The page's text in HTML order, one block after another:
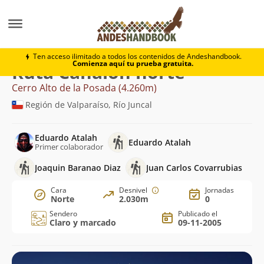
Ten acceso ilimitado a todos los contenidos de Andeshandbook.
Comienza aquí tu prueba gratuita.
Cerro Alto de la Posada
Ruta Canalón norte
Cerro Alto de la Posada (4.260m)
Región de Valparaíso, Río Juncal
Eduardo Atalah
Primer colaborador Eduardo Atalah
Joaquin Baranao Diaz Juan Carlos Covarrubias
Cara
Norte
Desnivel
2.030m
Jornadas
0
Sendero
Claro y marcado
Publicado el
09-11-2005